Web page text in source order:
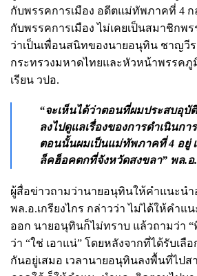
กับพรรคการเมือง อดีตแม่ทัพภาคที่ 4 ก
กับพรรคการเมือง ไม่เคยเป็นสมาชิกพร
ว่าเป็นเพื่อนสนิทของนายอนุทิน ชาญวี
กระทรวงมหาดไทยและหัวหน้าพรรคภู
เรียน วปอ.
“จะเห็นได้ว่าตอนที่ผมประสบอุบั
ลงไปดูแลเรื่องของการดำเนินก
ตอนนั้นผมเป็นแม่ทัพภาคที่ 4 อยู่
ล็คฮ็อคตกที่จังหวัดสงขลา” พล.อ.
ผู้สื่อข่าวถามว่านายอนุทินให้คำแนะนำ
พล.อ.เกรียงไกร กล่าวว่า ไม่ได้ให้คำแ
ออก นายอนุทินก็ไม่ทราบ แล้วถามว่า “
ว่า “ใช่ เอาแน่” โดยหลังจากที่ได้รับเลื
กันอยู่เสมอ เวลานายอนุทินลงพื้นที่ไป